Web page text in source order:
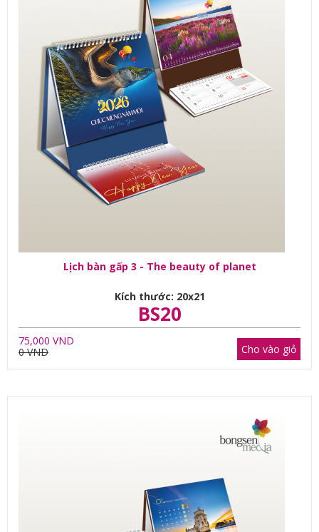
Lịch bàn gấp 3 - The beauty of planet
Kích thước: 20x21
BS20
75,000 VND
0 VND
Cho vào giỏ